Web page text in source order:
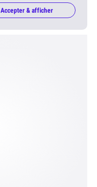
Accepter & afficher